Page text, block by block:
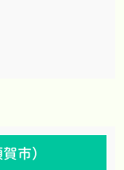
市）